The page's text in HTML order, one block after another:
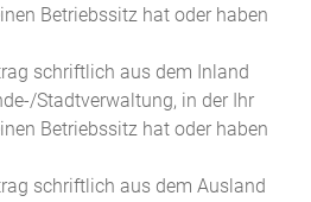
Betriebssitz hat oder haben
schriftlich aus dem Inland
Stadtverwaltung, in der Ihr
Betriebssitz hat oder haben
schriftlich aus dem Ausland